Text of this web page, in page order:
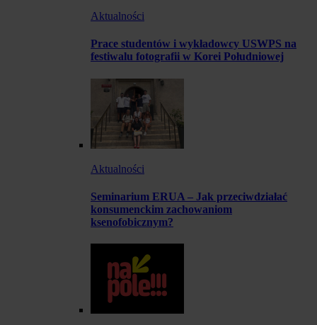
Aktualności
Prace studentów i wykładowcy USWPS na
festiwalu fotografii w Korei Południowej
Aktualności
Seminarium ERUA – Jak przeciwdziałać
konsumenckim zachowaniom
ksenofobicznym?